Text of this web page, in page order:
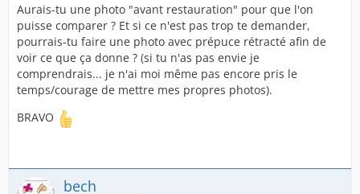
Aurais-tu une photo "avant restauration" pour que l'on
puisse comparer ? Et si ce n'est pas trop te demander,
pourrais-tu faire une photo avec prépuce rétracté afin de
voir ce que ça donne ? (si tu n'as pas envie je
comprendrais... je n'ai moi même pas encore pris le
temps/courage de mettre mes propres photos).
BRAVO
bech